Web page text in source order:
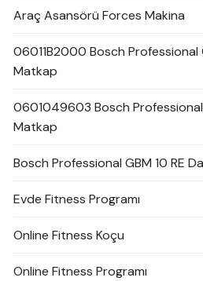
Araç Asansörü Forces Makina
06011B2000 Bosch Professional
Matkap
0601049603 Bosch Professional
Matkap
Bosch Professional GBM 10 RE
Evde Fitness Programı
Online Fitness Koçu
Online Fitness Programı